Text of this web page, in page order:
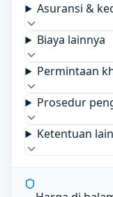
Asuransi &
Biaya lainnya
Permintaan
Prosedur
Ketentuan